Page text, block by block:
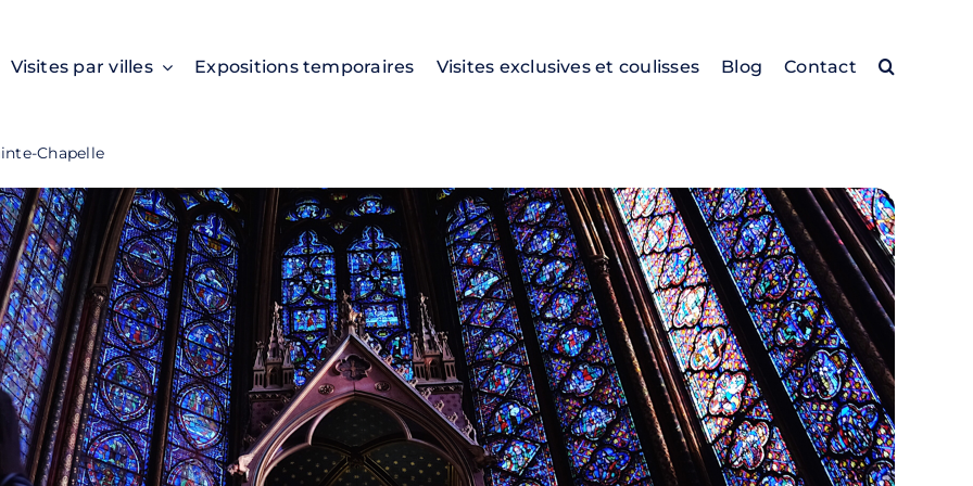
Visites par villes Expositions temporaires Visites exclusives et coulisses Blog Contact
Chapelle